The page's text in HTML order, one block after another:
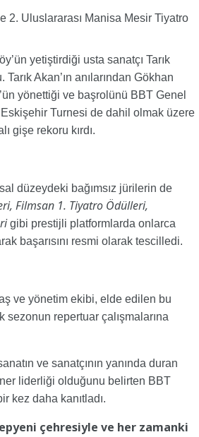
2. Uluslararası Manisa Mesir Tiyatro
yetiştirdiği usta sanatçı Tarık
Tarık Akan’ın anılarından Gökhan
yönettiği ve başrolünü BBT Genel
Turnesi de dahil olmak üzere
gişe rekoru kırdı.
düzeydeki bağımsız jürilerin de
Filmsan 1. Tiyatro Ödülleri,
gibi prestijli platformlarda onlarca
başarısını resmi olarak tescilledi.
ve yönetim ekibi, elde edilen bu
repertuar çalışmalarına
ve sanatçının yanında duran
liderliği olduğunu belirten BBT
kez daha kanıtladı.
çehresiyle ve her zamanki